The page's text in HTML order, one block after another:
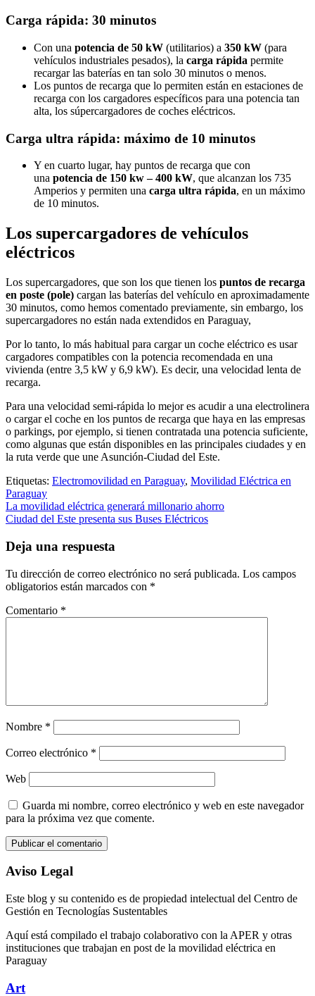
Carga rápida: 30 minutos
Con una potencia de 50 kW (utilitarios) a 350 kW (para
vehículos industriales pesados), la carga rápida permite
recargar las baterías en tan solo 30 minutos o menos.
Los puntos de recarga que lo permiten están en estaciones de
recarga con los cargadores específicos para una potencia tan
alta, los súpercargadores de coches eléctricos.
Carga ultra rápida: máximo de 10 minutos
Y en cuarto lugar, hay puntos de recarga que con
una potencia de 150 kw – 400 kW, que alcanzan los 735
Amperios y permiten una carga ultra rápida, en un máximo
de 10 minutos.
Los supercargadores de vehículos
eléctricos
Los supercargadores, que son los que tienen los puntos de recarga
en poste (pole) cargan las baterías del vehículo en aproximadamente
30 minutos, como hemos comentado previamente, sin embargo, los
supercargadores no están nada extendidos en Paraguay,
Por lo tanto, lo más habitual para cargar un coche eléctrico es usar
cargadores compatibles con la potencia recomendada en una
vivienda (entre 3,5 kW y 6,9 kW). Es decir, una velocidad lenta de
recarga.
Para una velocidad semi-rápida lo mejor es acudir a una electrolinera
o cargar el coche en los puntos de recarga que haya en las empresas
o parkings, por ejemplo, si tienen contratada una potencia suficiente,
como algunas que están disponibles en las principales ciudades y en
la ruta verde que une Asunción-Ciudad del Este.
Etiquetas: Electromovilidad en Paraguay, Movilidad Eléctrica en
Paraguay
Navegación
de
entradas
La movilidad eléctrica generará millonario ahorro
Ciudad del Este presenta sus Buses Eléctricos
Deja una respuesta
Tu dirección de correo electrónico no será publicada. Los campos
obligatorios están marcados con *
Comentario *
Nombre *
Correo electrónico *
Web
Guarda mi nombre, correo electrónico y web en este navegador
para la próxima vez que comente.
Aviso Legal
Este blog y su contenido es de propiedad intelectual del Centro de
Gestión en Tecnologías Sustentables
Aquí está compilado el trabajo colaborativo con la APER y otras
instituciones que trabajan en post de la movilidad eléctrica en
Paraguay
Art